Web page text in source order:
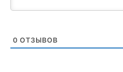
0 ОТЗЫВОВ